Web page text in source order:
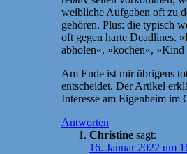
weibliche Aufgaben oft zu
gehören. Plus: die typisch
oft gegen harte Deadlines.
abholen«, »kochen«,
Am Ende ist mir übrigens
entscheidet. Der Artikel
Interesse am Eigenheim im
Antworten
Christine sagt:
16. Januar 2022 um